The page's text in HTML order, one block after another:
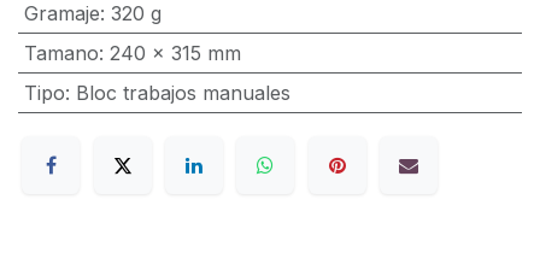
Gramaje: 320 g
Tamano: 240 x 315 mm
Tipo: Bloc trabajos manuales